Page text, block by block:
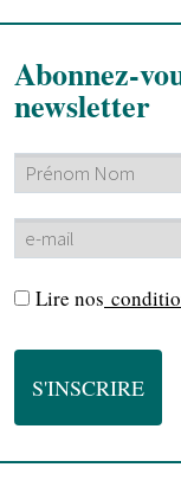
Abonnez-
newsletter
Lire nos